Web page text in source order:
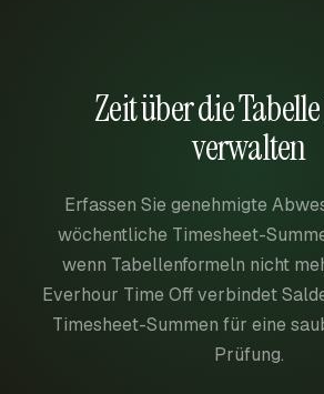
Zeit über die
verwalten
Erfassen Sie genehmigte
wöchentliche Timesheet-
wenn Tabellenformeln nicht
Everhour Time Off verbindet
Timesheet-Summen für eine
Prüfung.